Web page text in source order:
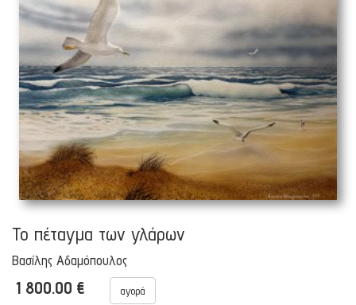
Το πέταγμα των γλάρων
Βασίλης Αδαμόπουλος
1 800.00 € αγορά